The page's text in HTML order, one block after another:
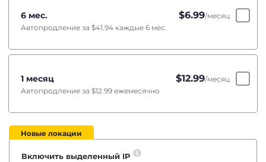
6 мес. $6.99/месяц
Автопродление за $41.94 каждые 6 мес.
1 месяц $12.99/месяц
Автопродление за $12.99 ежемесячно
Новые локации
Включить выделенный IP